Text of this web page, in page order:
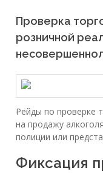
Проверка
розничной
Рейды по проверке
на продажу
полиции или
Фиксация